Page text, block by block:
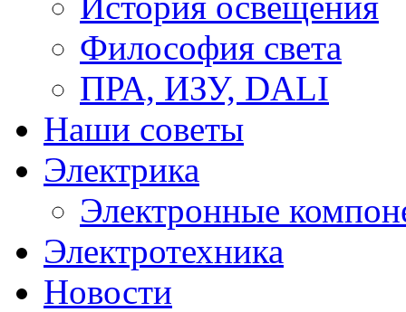
Философия света
ПРА, ИЗУ, DALI
Наши советы
Электрика
Электронные
Электротехника
Новости